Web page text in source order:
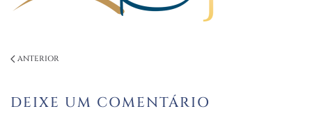
ANTERIOR
DEIXE UM COMENTÁRIO